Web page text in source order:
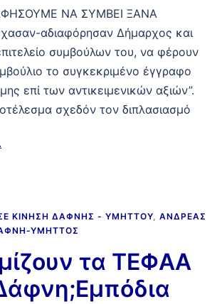
ΝΑ ΣΥΜΒΕΙ ΞΑΝΑ
αδιαφόρησαν Δήμαρχος και
συμβούλων του, να φέρουν
το συγκεκριμένο έγγραφο
επί των αντικειμενικών αξιών”.
σχεδόν τον διπλασιασμό
ΚΊΝΗΣΗ ΔΆΦΝΗΣ - ΥΜΗΤΤΟΎ ΑΝΔΡΈΑΣ
ΥΜΗΤΤΌΣ
τα ΤΕΦΑΑ